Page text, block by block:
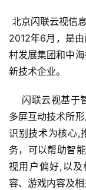
首
页
北京闪联云视信息技术有限公司（简称“闪联云视”）成立于
2012年6月，是
村发展集团和中
新技术企业。
多屏互动技术所
识别技术为核心,
务，可以帮助智
视用户偏好,以
容、游戏内容及相